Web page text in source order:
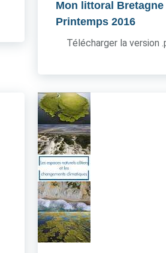
Mon littoral Bretagne
Printemps 2016
Télécharger la version